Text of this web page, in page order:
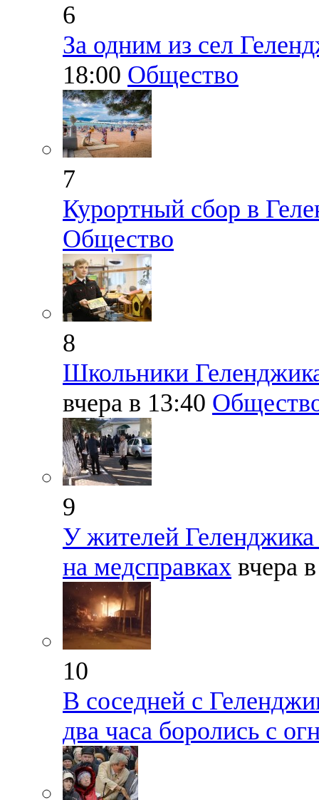
6
За одним из сел
18:00 Общество
7
Курортный сбор в
Общество
8
Школьники
вчера в 13:40
9
У жителей
на медсправках вчера
10
В соседней с
два часа боролись с